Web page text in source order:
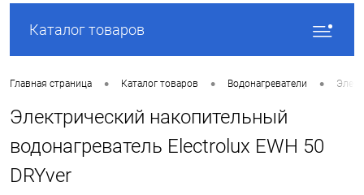
Каталог товаров
Главная страница • Каталог товаров • Водонагреватели •
Электрический накопительный
водонагреватель Electrolux EWH 50
DRYver